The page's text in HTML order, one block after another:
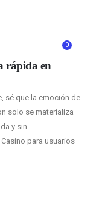
0
rápida en
sé que la emoción de
solo se materializa
y sin
para usuarios